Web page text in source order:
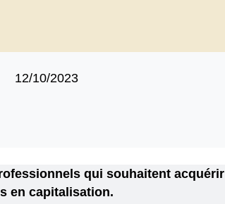
12/10/2023
qui souhaitent acquérir
en capitalisation.